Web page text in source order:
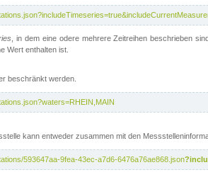
, in dem eine odere mehrere Zeitreihen beschrieben
Wert enthalten ist.
beschränkt werden.
kann entweder zusammen mit den
593647aa-9fea-43ec-a7d6-6476a76ae868.json